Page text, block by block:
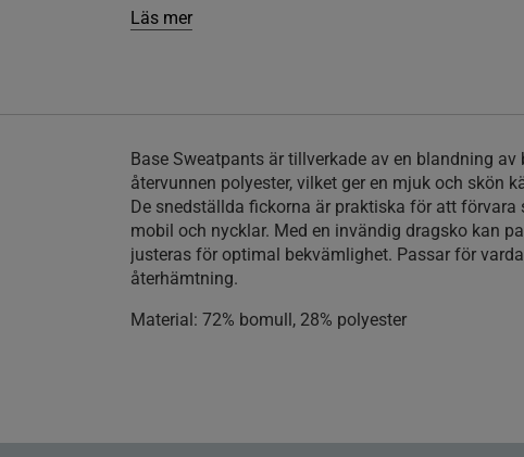
Läs mer
Base Sweatpants är tillverkade av en blandning av
återvunnen polyester, vilket ger en mjuk och skön
De snedställda fickorna är praktiska för att förvara
mobil och nycklar. Med en invändig dragsko kan
justeras för optimal bekvämlighet. Passar för
återhämtning.
Material: 72% bomull, 28% polyester